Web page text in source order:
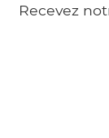
Recevez